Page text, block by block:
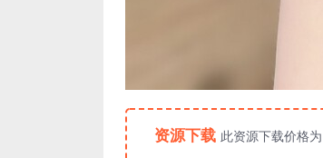
资源下载 此资源下载价格为